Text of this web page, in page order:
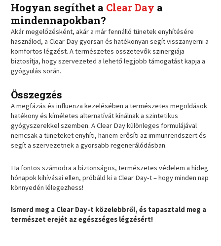
Hogyan segíthet a Clear Day a
mindennapokban?
Akár megelőzésként, akár a már fennálló tünetek enyhítésére
használod, a Clear Day gyorsan és hatékonyan segít visszanyerni a
komfortos légzést. A természetes összetevők szinergiája
biztosítja, hogy szervezeted a lehető legjobb támogatást kapja a
gyógyulás során.
Összegzés
A megfázás és influenza kezelésében a természetes megoldások
hatékony és kíméletes alternatívát kínálnak a szintetikus
gyógyszerekkel szemben. A Clear Day különleges formulájával
nemcsak a tüneteket enyhíti, hanem erősíti az immunrendszert és
segít a szervezetnek a gyorsabb regenerálódásban.
Ha fontos számodra a biztonságos, természetes védelem a hideg
hónapok kihívásai ellen, próbáld ki a Clear Day-t – hogy minden nap
könnyedén lélegezhess!
Ismerd meg a Clear Day-t közelebbről, és tapasztald meg a
természet erejét az egészséges légzésért!